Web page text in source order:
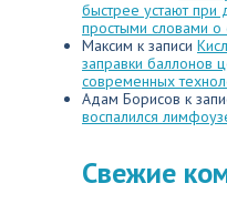
быстрее устают
простыми словами
Максим к записи
заправки баллонов
современных
Адам Борисов к
воспалился
Свежие